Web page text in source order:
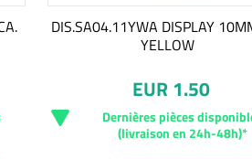
DIS.SA04.11YWA DISPLAY
YELLOW
EUR 1.50
Dernières pièces
(livraison en 24h-48h)*